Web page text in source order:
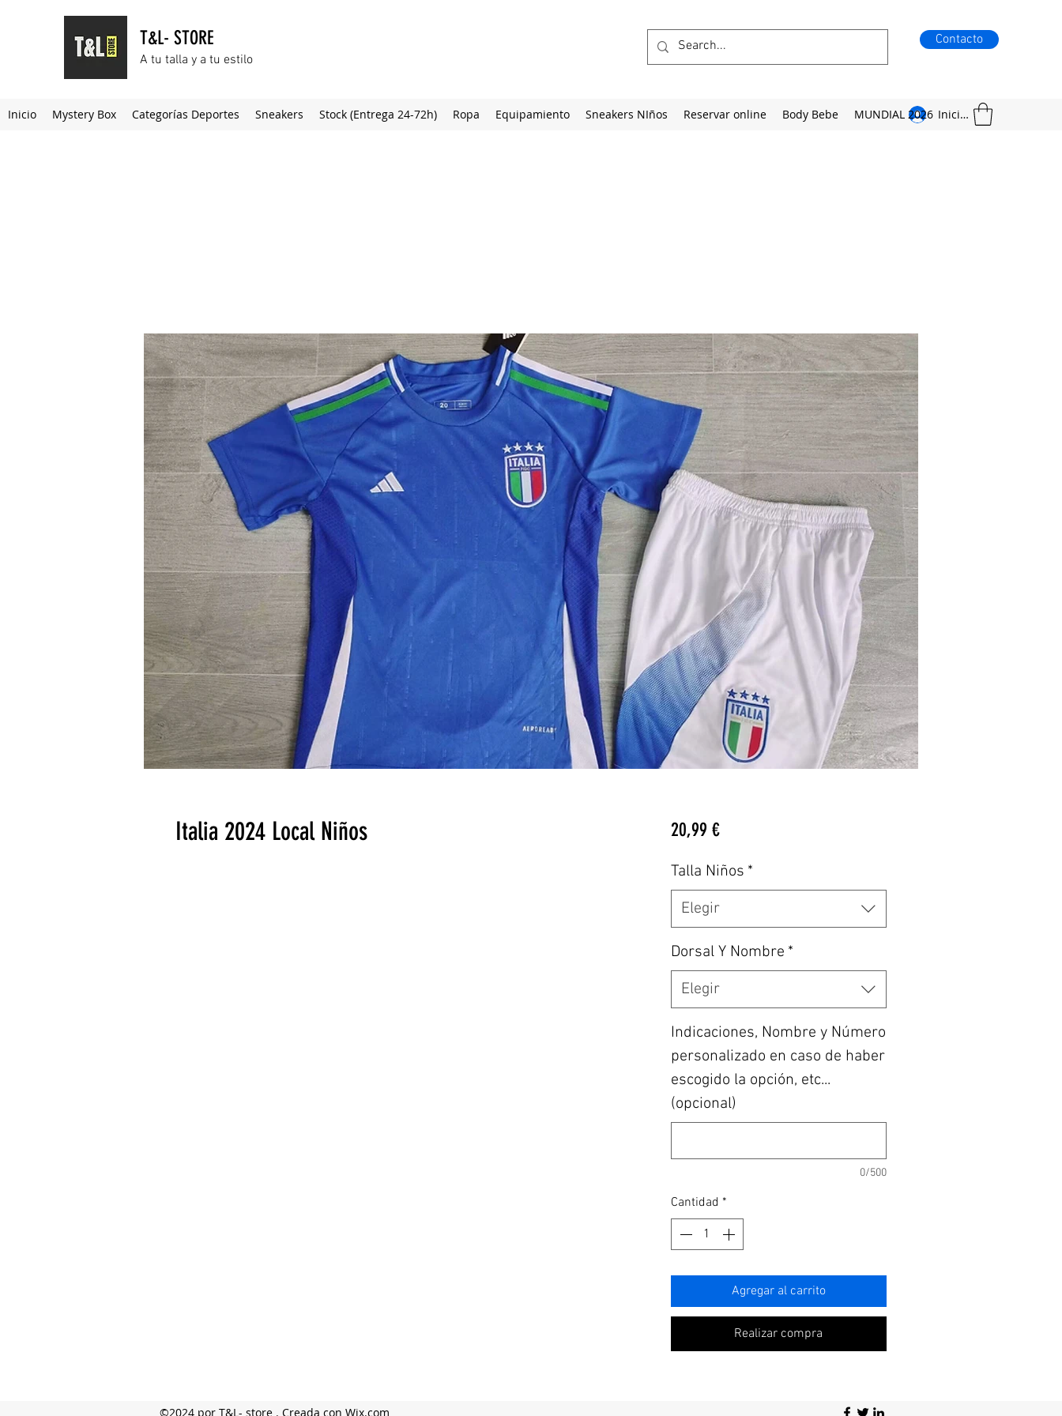
T&L- STORE
A tu talla y a tu estilo
Contacto
Iniciar sesión
Inicio Mystery Box Categorías Deportes Sneakers Stock (Entrega 24-72h) Ropa Equipamiento Sneakers NIños Reservar online Body Bebe MUNDIAL 2026
Italia 2024 Local Niños 20,99 €Precio
Talla Niños *
Elegir
Dorsal Y Nombre *
Elegir
Indicaciones, Nombre y Número
personalizado en caso de haber
escogido la opción, etc...
(opcional)
0/500
Cantidad *
Agregar al carrito
Realizar compra
©2024 por T&L- store . Creada con Wix.com